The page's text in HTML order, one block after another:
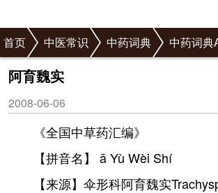
首页 中医常识 中药词典 中药词典
阿育魏实
2008-06-06
《全国中草药汇编》
【拼音名】 ā Yù Wèi Shí
【来源】伞形科阿育魏实